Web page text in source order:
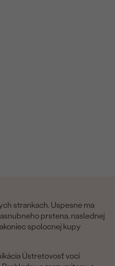
strankach. Uspesne ma
prstena, naslednej
spolocnej kupy
Ústretovosť voci